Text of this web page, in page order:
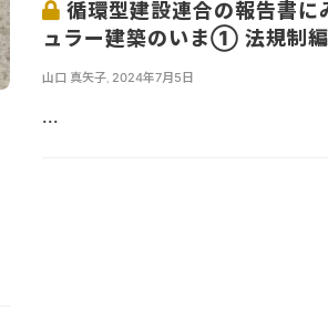
循環型建設連合の報告書に
ュラー建築のいま① 法規制編
山口 真矢子, 2024年7月5日
...